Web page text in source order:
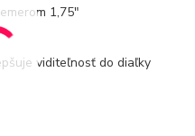
1,75"
viditeľnosť do diaľky